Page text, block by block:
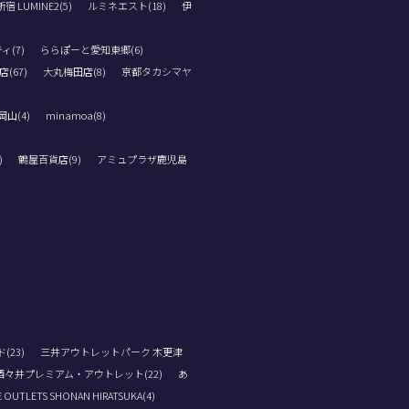
宿 LUMINE2(5) ルミネエスト(18)
伊
(7)
ららぽーと愛知東郷(6)
(67) 大丸梅田店(8)
京都タカシマヤ
山(4)
minamoa(8)
鶴屋百貨店(9)
アミュプラザ鹿児島
(23)
三井アウトレットパーク 木更津
々井プレミアム・アウトレット(22)
あ
OUTLETS SHONAN HIRATSUKA(4)